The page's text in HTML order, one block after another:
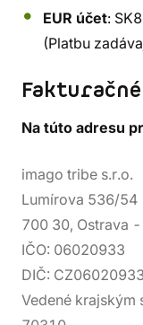
EUR účet:
(Platbu
Na túto adresu
imago tribe s.r.o.
Lumírova 536/54
700 30, Ostrava
IČO: 06020933
DIČ:
Vedené krajským